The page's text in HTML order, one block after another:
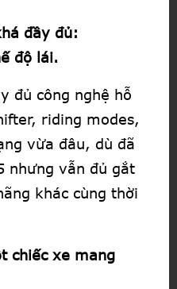
đầy đủ:
độ lái.
đủ công nghệ hỗ
riding modes,
vừa đâu, dù đã
nhưng vẫn đủ gắt
khác cùng thời
chiếc xe mang